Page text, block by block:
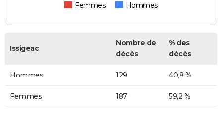
Femmes Hommes
Issigeac
Nombre de
décès
% des
décès
Hommes 129 40,8 %
Femmes 187 59,2 %